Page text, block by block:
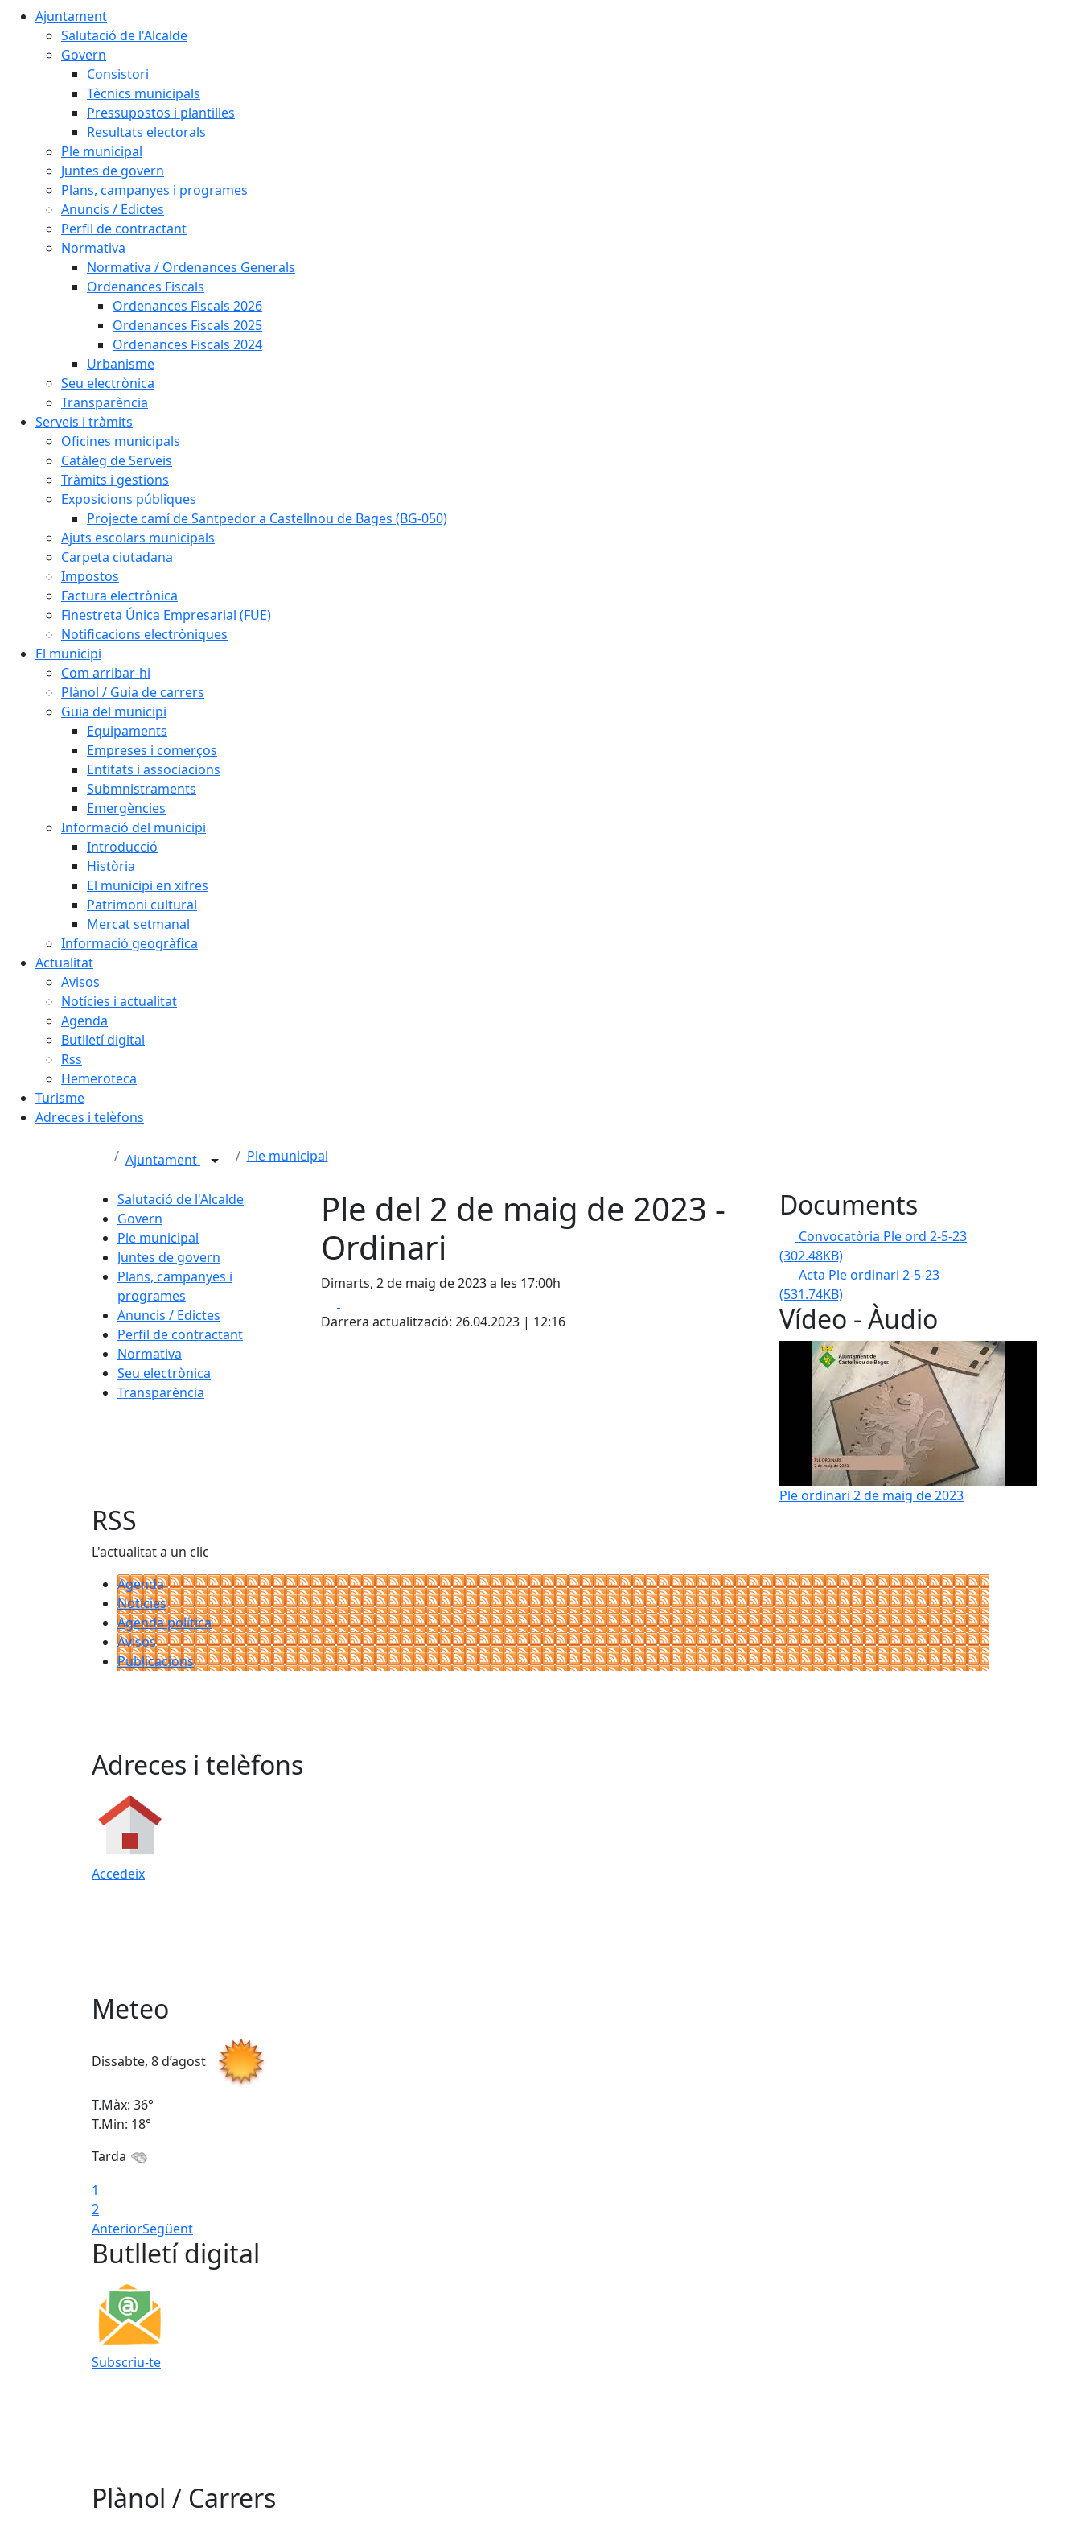
Ajuntament
Salutació de l'Alcalde
Govern
Consistori
Tècnics municipals
Pressupostos i plantilles
Resultats electorals
Ple municipal
Juntes de govern
Plans, campanyes i programes
Anuncis / Edictes
Perfil de contractant
Normativa
Normativa / Ordenances Generals
Ordenances Fiscals
Ordenances Fiscals 2026
Ordenances Fiscals 2025
Ordenances Fiscals 2024
Urbanisme
Seu electrònica
Transparència
Serveis i tràmits
Oficines municipals
Catàleg de Serveis
Tràmits i gestions
Exposicions públiques
Projecte camí de Santpedor a Castellnou de Bages (BG-050)
Ajuts escolars municipals
Carpeta ciutadana
Impostos
Factura electrònica
Finestreta Única Empresarial (FUE)
Notificacions electròniques
El municipi
Com arribar-hi
Plànol / Guia de carrers
Guia del municipi
Equipaments
Empreses i comerços
Entitats i associacions
Submnistraments
Emergències
Informació del municipi
Introducció
Història
El municipi en xifres
Patrimoni cultural
Mercat setmanal
Informació geogràfica
Actualitat
Avisos
Notícies i actualitat
Agenda
Butlletí digital
Rss
Hemeroteca
Turisme
Adreces i telèfons
Ajuntament Ple municipal
Salutació de l'Alcalde
Govern
Ple municipal
Juntes de govern
Plans, campanyes i
programes
Anuncis / Edictes
Perfil de contractant
Normativa
Seu electrònica
Transparència
Ple del 2 de maig de 2023 -
Ordinari
Dimarts, 2 de maig de 2023 a les 17:00h
Darrera actualització: 26.04.2023 | 12:16
Documents
Convocatòria Ple ord 2-5-23
(302.48KB)
Acta Ple ordinari 2-5-23
(531.74KB)
Vídeo - Àudio
Ple ordinari 2 de maig de 2023
RSS
L'actualitat a un clic
Agenda
Notícies
Agenda política
Avisos
Publicacions
Adreces i telèfons
Accedeix
Meteo
Dissabte, 8 d’agost
T.Màx: 36°
T.Min: 18°
Tarda
1
2
AnteriorSegüent
Butlletí digital
Subscriu-te
Plànol / Carrers